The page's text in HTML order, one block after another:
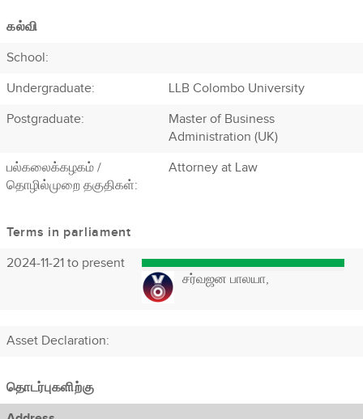
கல்வி
School:
Undergraduate:
LLB Colombo University
Postgraduate:
Master of Business
Administration (UK)
பல்கலைக்கழகம் /
தொழில்முறை தகுதிகள்:
Attorney at Law
Terms in parliament
2024-11-21 to present
சர்வஜன பாலயா,
Asset Declaration:
தொடர்புகளிற்கு